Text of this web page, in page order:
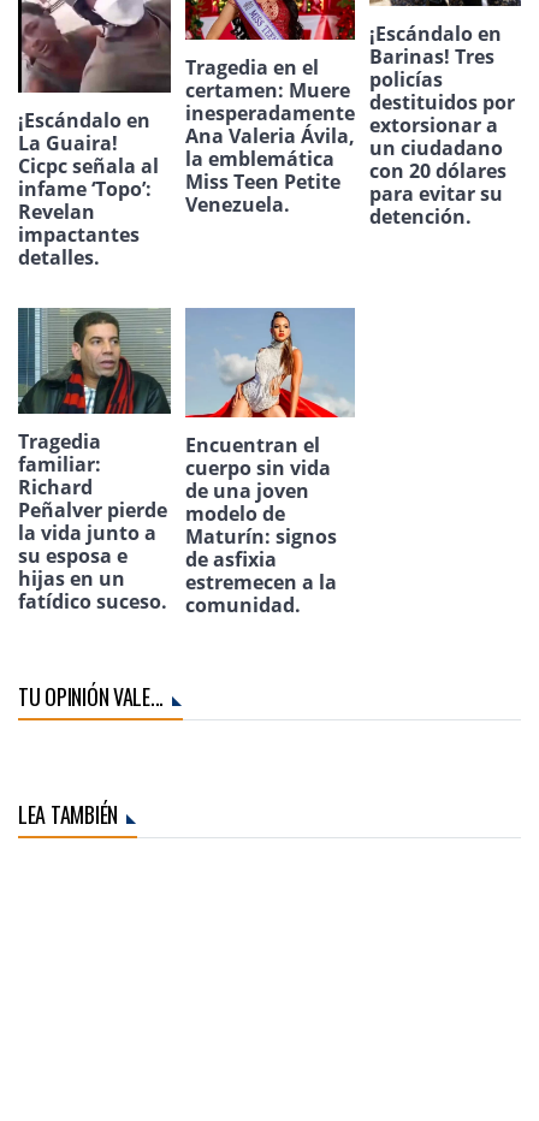
¡Escándalo en
La Guaira!
Cicpc señala al
infame ‘Topo’:
Revelan
impactantes
detalles.
Tragedia en el
certamen: Muere
inesperadamente
Ana Valeria Ávila,
la emblemática
Miss Teen Petite
Venezuela.
¡Escándalo en
Barinas! Tres
policías
destituidos por
extorsionar a
un ciudadano
con 20 dólares
para evitar su
detención.
Tragedia
familiar:
Richard
Peñalver pierde
la vida junto a
su esposa e
hijas en un
fatídico suceso.
Encuentran el
cuerpo sin vida
de una joven
modelo de
Maturín: signos
de asfixia
estremecen a la
comunidad.
TU OPINIÓN VALE...
LEA TAMBIÉN